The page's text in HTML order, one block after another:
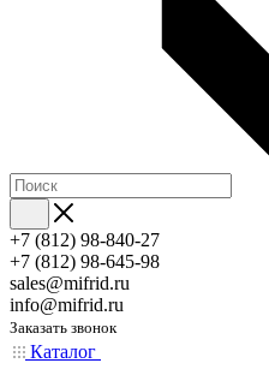
+7 (812) 98-840-27
+7 (812) 98-645-98
sales@mifrid.ru
info@mifrid.ru
Заказать звонок
Каталог